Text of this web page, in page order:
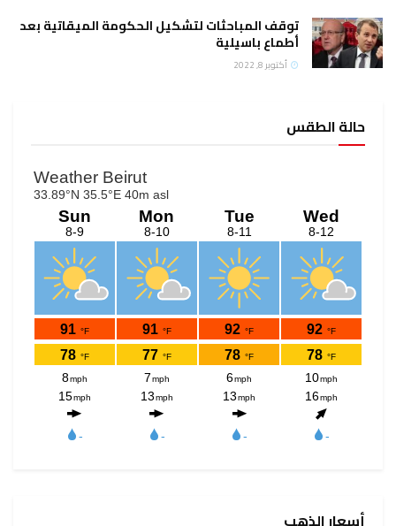
توقف المباحثات لتشكيل الحكومة الميقاتية بعد
أطماع باسيلية
أكتوبر 8, 2022
حالة الطقس